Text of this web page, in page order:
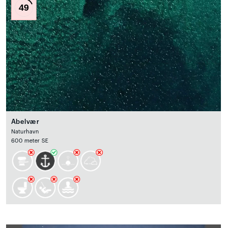
49
Abelvær
Naturhavn
600 meter SE